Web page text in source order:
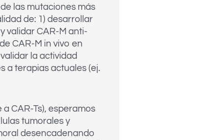
las mutaciones más
de: 1) desarrollar
validar CAR-M anti-
CAR-M in vivo en
la actividad
a terapias actuales (ej.
CAR-Ts), esperamos
tumorales y
desencadenando